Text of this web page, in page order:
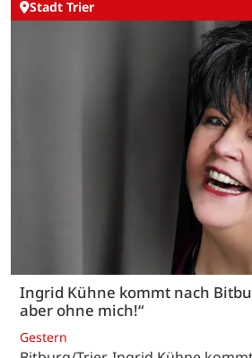
Stadt Trier
Ingrid Kühne kommt nach
aber ohne mich!“
Gestern